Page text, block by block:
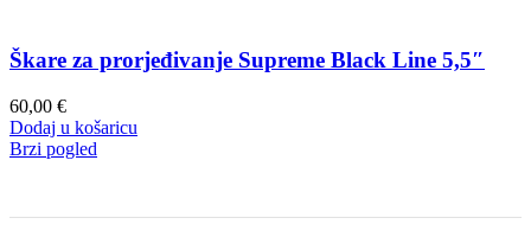
Škare za prorjeđivanje Supreme Black Line 5,5″
60,00 €
Dodaj u košaricu
Brzi pogled